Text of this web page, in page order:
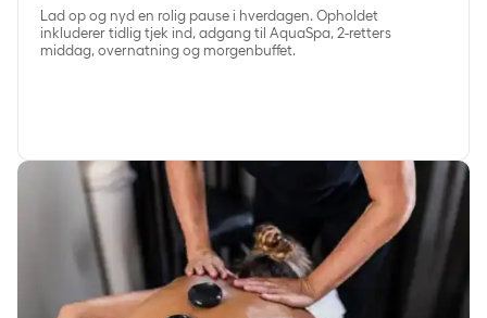
Lad op og nyd en rolig pause i hverdagen. Opholdet
inkluderer tidlig tjek ind, adgang til AquaSpa, 2-retters
middag, overnatning og morgenbuffet.
SpaVelvære